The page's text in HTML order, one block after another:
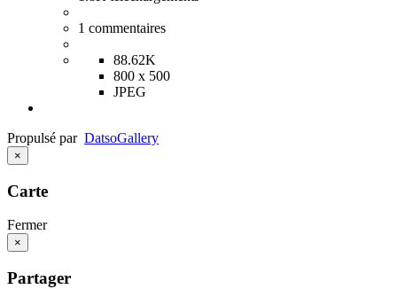
1 commentaires
88.62K
800 x 500
JPEG
Propulsé par DatsoGallery
×
Carte
Fermer
×
Partager